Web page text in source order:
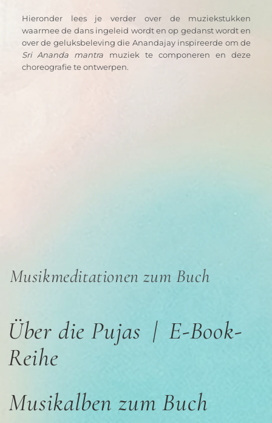
Hieronder lees je verder over de muziekstukken
waarmee de dans ingeleid wordt en op gedanst wordt en
Sri Ananda mantra muziek te componeren en deze
choreografie te ontwerpen.
Musikmeditationen zum Buch
Über die Pujas | E-Book-
Reihe
Musikalben zum Buch